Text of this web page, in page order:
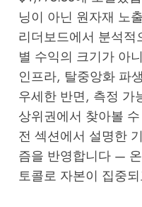
닝이 아닌 원자재 노
리더보드에서 분석
별 수익의 크기가 아
인프라, 탈중앙화 파
우세한 반면, 측정 가
상위권에서 찾아볼
전 섹션에서 설명한
즘을 반영합니다 —
토콜로 자본이 집중